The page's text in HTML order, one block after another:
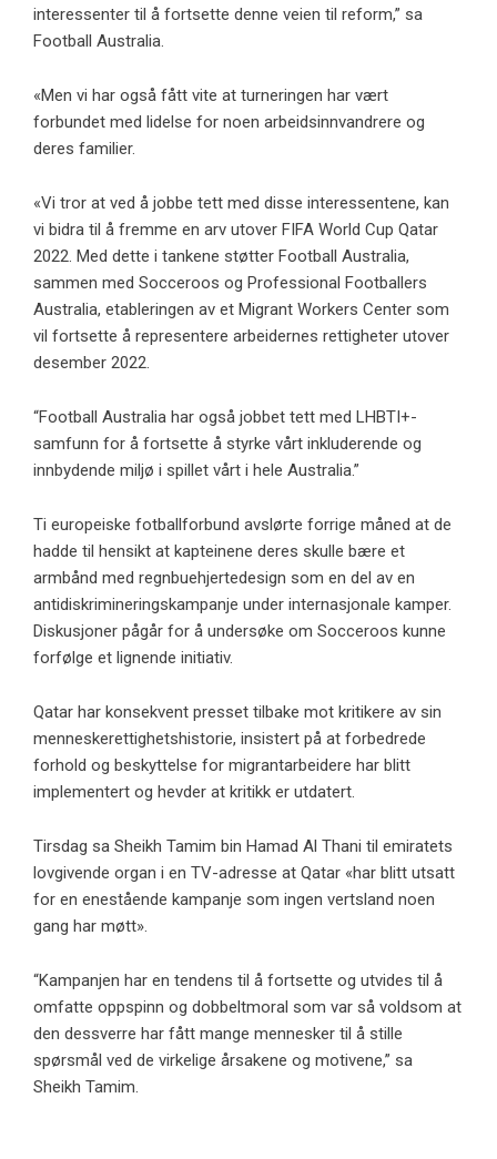
interessenter til å fortsette denne veien til reform,” sa
Football Australia.
«Men vi har også fått vite at turneringen har vært
forbundet med lidelse for noen arbeidsinnvandrere og
deres familier.
«Vi tror at ved å jobbe tett med disse interessentene, kan
vi bidra til å fremme en arv utover FIFA World Cup Qatar
2022. Med dette i tankene støtter Football Australia,
sammen med Socceroos og Professional Footballers
Australia, etableringen av et Migrant Workers Center som
vil fortsette å representere arbeidernes rettigheter utover
desember 2022.
“Football Australia har også jobbet tett med LHBTI+-
samfunn for å fortsette å styrke vårt inkluderende og
innbydende miljø i spillet vårt i hele Australia.”
Ti europeiske fotballforbund avslørte forrige måned at de
hadde til hensikt at kapteinene deres skulle bære et
armbånd med regnbuehjertedesign som en del av en
antidiskrimineringskampanje under internasjonale kamper.
Diskusjoner pågår for å undersøke om Socceroos kunne
forfølge et lignende initiativ.
Qatar har konsekvent presset tilbake mot kritikere av sin
menneskerettighetshistorie, insistert på at forbedrede
forhold og beskyttelse for migrantarbeidere har blitt
implementert og hevder at kritikk er utdatert.
Tirsdag sa Sheikh Tamim bin Hamad Al Thani til emiratets
lovgivende organ i en TV-adresse at Qatar «har blitt utsatt
for en enestående kampanje som ingen vertsland noen
gang har møtt».
“Kampanjen har en tendens til å fortsette og utvides til å
omfatte oppspinn og dobbeltmoral som var så voldsom at
den dessverre har fått mange mennesker til å stille
spørsmål ved de virkelige årsakene og motivene,” sa
Sheikh Tamim.